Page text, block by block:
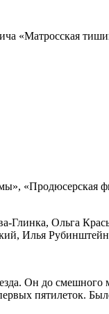
«Матросская
Глинка, Ольга
Илья
Он до
пятилеток.